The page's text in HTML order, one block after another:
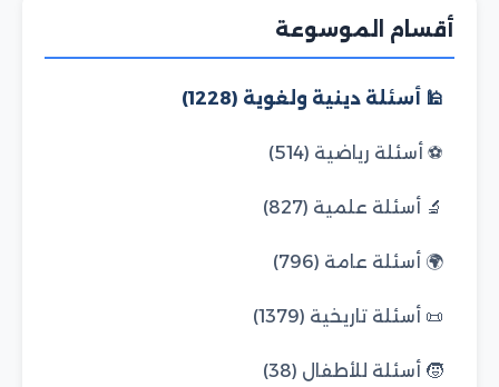
أقسام الموسوعة
🕌 أسئلة دينية ولغوية (1228)
⚽ أسئلة رياضية (514)
🔬 أسئلة علمية (827)
🌍 أسئلة عامة (796)
📜 أسئلة تاريخية (1379)
🧒 أسئلة للأطفال (38)